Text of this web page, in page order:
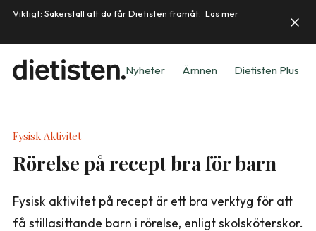
Viktigt: Säkerställ att du får Dietisten framåt. Läs mer
Nyheter Ämnen Dietisten Plus
Fysisk Aktivitet
Rörelse på recept bra för barn
Fysisk aktivitet på recept är ett bra verktyg för att
få stillasittande barn i rörelse, enligt skolsköterskor.